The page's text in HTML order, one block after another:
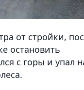
от стройки,
остановить
с горы и упал